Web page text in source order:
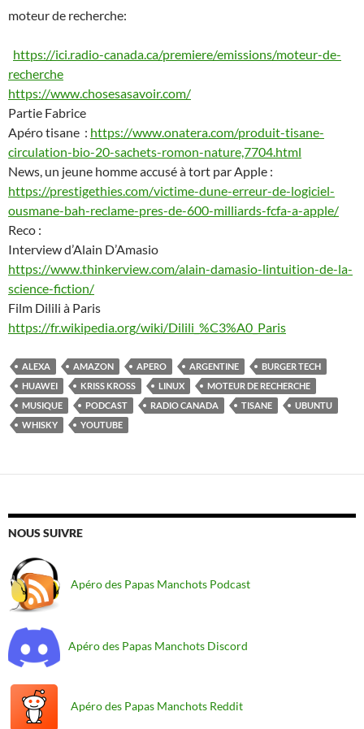
moteur de recherche:
https://ici.radio-canada.ca/premiere/emissions/moteur-de-
recherche
https://www.chosesasavoir.com/
Partie Fabrice
Apéro tisane : https://www.onatera.com/produit-tisane-
circulation-bio-20-sachets-romon-nature,7704.html
News, un jeune homme accusé à tort par Apple :
https://prestigethies.com/victime-dune-erreur-de-logiciel-
ousmane-bah-reclame-pres-de-600-milliards-fcfa-a-apple/
Reco :
Interview d’Alain D’Amasio
https://www.thinkerview.com/alain-damasio-lintuition-de-la-
science-fiction/
Film Dilili à Paris
https://fr.wikipedia.org/wiki/Dilili_%C3%A0_Paris
ALEXA AMAZON APERO ARGENTINE
BURGER TECH
HUAWEI
KRISS KROSS LINUX
MOTEUR DE RECHERCHE
MUSIQUE
PODCAST RADIO CANADA TISANE
UBUNTU
WHISKY
YOUTUBE
NOUS SUIVRE
Apéro des Papas Manchots Podcast
Apéro des Papas Manchots Discord
Apéro des Papas Manchots Reddit